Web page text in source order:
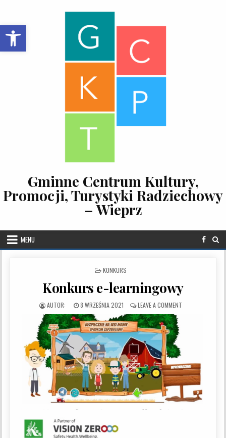
Open toolbar
Gminne Centrum Kultury,
Promocji, Turystyki Radziechowy
– Wieprz
MENU
POSTED IN
KONKURS
Konkurs e-learningowy
PUBLISHED DATE:
8 WRZEŚNIA 2021 LEAVE A COMMENTON KONKURS E-